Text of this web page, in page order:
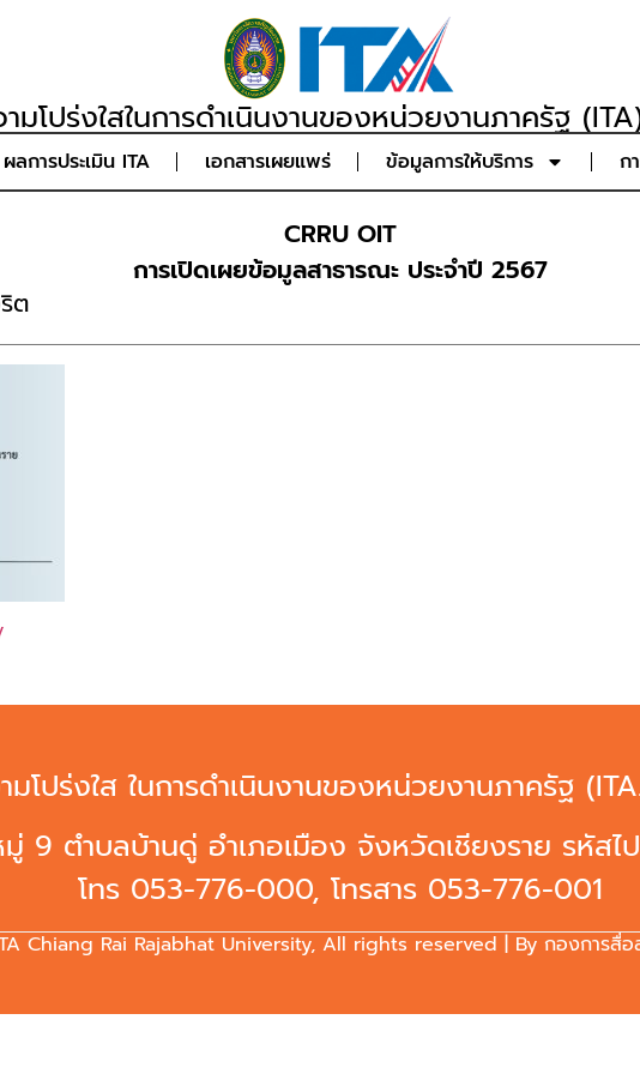
มโปร่งใสในการดำเนินงานของหน่วยงานภาครัฐ
ผลการประเมิน ITA เอกสารเผยแพร่ ข้อมูลการให้บริการ ก
CRRU OIT
การเปิดเผยข้อมูลสาธารณะ ประจำปี 2567
ต
มโปร่งใส ในการดำเนินงานของหน่วยงานภาครัฐ
9 ตำบลบ้านดู่ อำเภอเมือง จังหวัดเชียงราย รหัส
โทร 053-776-000, โทรสาร 053-776-001
Chiang Rai Rajabhat University, All rights reserved | By กองการสื่อส